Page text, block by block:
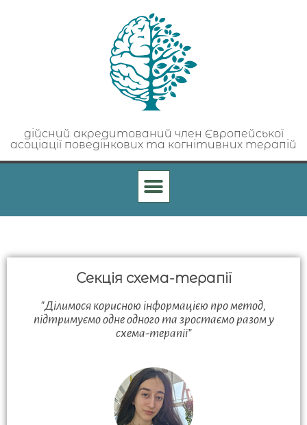
дійсний акредитований член Європейської
асоціації поведінкових та когнітивних терапій
Секція схема-терапії
"Ділимося корисною інформацією про метод,
підтримуємо одне одного та зростаємо разом у
схема-терапії"